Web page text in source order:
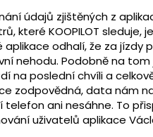
údajů zjištěných z
které KOOPILOT sleduje,
aplikace odhalí, že za jízdy
nehodu. Podobně na
na poslední chvíli a
zodpovědná, data nám
ani nesáhne. To
uživatelů aplikace